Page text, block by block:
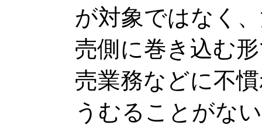
が対象ではなく
売側に巻き込む
売業務などに不
うむることがな